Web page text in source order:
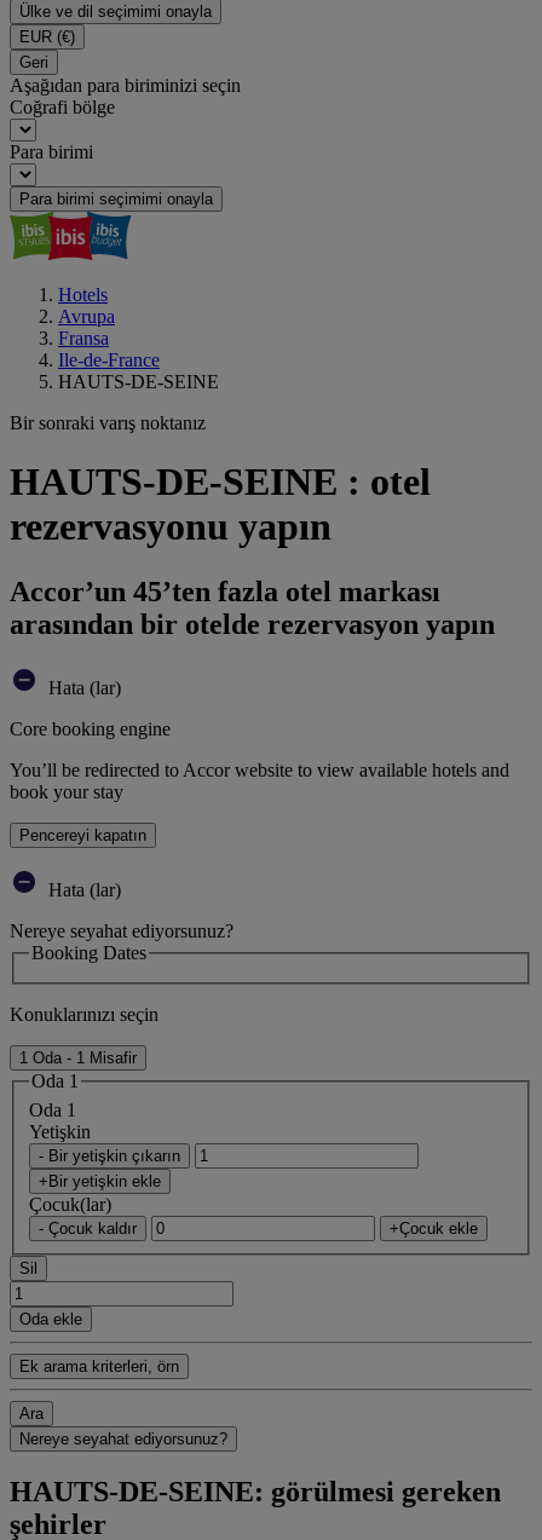
Ülke ve dil seçimimi onayla
EUR (€)
Geri
Aşağıdan para biriminizi seçin
Coğrafi bölge
Para birimi
Para birimi seçimimi onayla
Hotels
Avrupa
Fransa
Ile-de-France
HAUTS-DE-SEINE
Bir sonraki varış noktanız
HAUTS-DE-SEINE : otel
rezervasyonu yapın
Accor’un 45’ten fazla otel markası
arasından bir otelde rezervasyon yapın
Hata (lar)
Core booking engine
You’ll be redirected to Accor website to view available hotels and
book your stay
Pencereyi kapatın
Hata (lar)
Nereye seyahat ediyorsunuz?
Booking Dates
Konuklarınızı seçin
1 Oda - 1 Misafir
Oda 1
Oda 1
Yetişkin
- Bir yetişkin çıkarın
+Bir yetişkin ekle
Çocuk(lar)
- Çocuk kaldır +Çocuk ekle
Sil
Oda ekle
Ek arama kriterleri, örn
Ara
Nereye seyahat ediyorsunuz?
HAUTS-DE-SEINE: görülmesi gereken
şehirler